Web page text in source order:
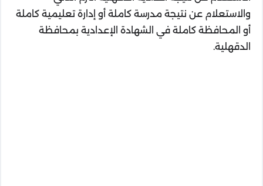
والاستعلام عن نتيجة مدرسة كاملة أو إدارة تعليمية كاملة
أو المحافظة كاملة في الشهادة الإعدادية بمحافظة
الدقهلية.